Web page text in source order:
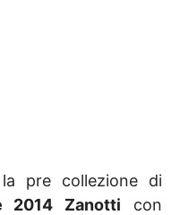
la pre collezione di
2014 Zanotti con